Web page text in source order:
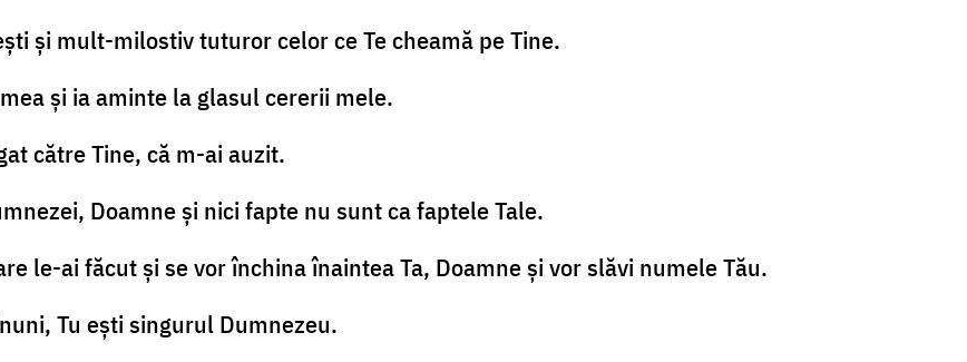
şi mult-milostiv tuturor celor ce Te cheamă pe Tine.
şi ia aminte la glasul cererii mele.
către Tine, că m-ai auzit.
Doamne şi nici fapte nu sunt ca faptele Tale.
le-ai făcut şi se vor închina înaintea Ta, Doamne şi vor slăvi numele Tău.
Tu eşti singurul Dumnezeu.